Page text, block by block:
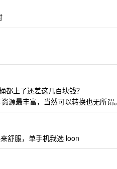
都上了还差这几百块钱？
源最丰富，当然可以转换也无所谓。
舒服，单手机我选 loon